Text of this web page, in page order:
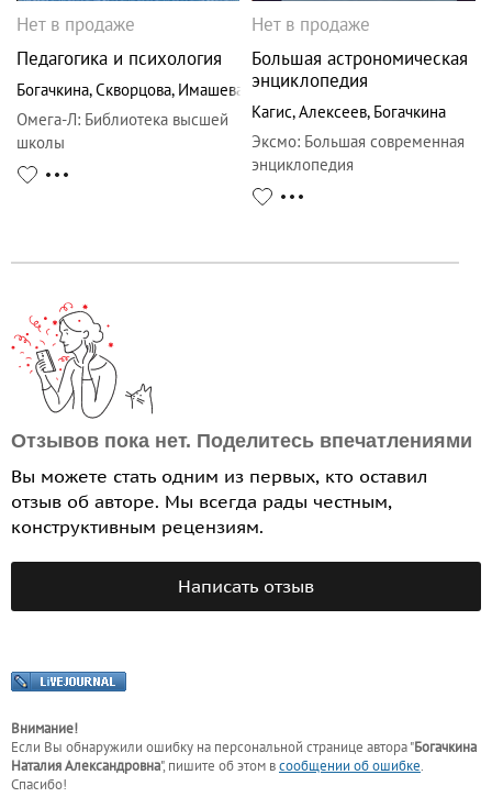
Нет в продаже
Педагогика и психология
Богачкина,Скворцова, Имашева
Омега-Л: Библиотека высшей
школы
Нет в продаже
Большая астрономическая
энциклопедия
Кагис,Алексеев, Богачкина
Эксмо: Большая современная
энциклопедия
Отзывов пока нет. Поделитесь впечатлениями
Вы можете стать одним из первых, кто оставил
отзыв об авторе. Мы всегда рады честным,
конструктивным рецензиям.
Написать отзыв
Внимание!
Если Вы обнаружили ошибку на персональной странице автора "Богачкина
Наталия Александровна", пишите об этом всообщении об ошибке.
Спасибо!